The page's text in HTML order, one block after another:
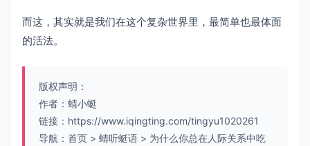
而这，其实就是我们在这个复杂世界里，最简单也最体面
的活法。
版权声明：
作者：蜻小蜓
链接： https://www.iqingting.com/tingyu1020261
导航： 首页 > 蜻听蜓语 > 为什么你总在人际关系中吃